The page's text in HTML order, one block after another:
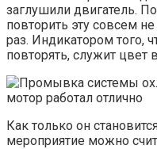
заглушили двигатель.
повторить эту совсем
раз. Индикатором того,
повторять, служит
Как только он
мероприятие можно